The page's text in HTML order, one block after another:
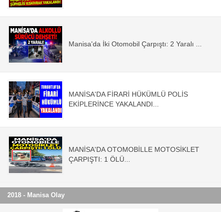
Manisa'da İki Otomobil Çarpıştı: 2 Yaralı ...
MANİSA'DA FİRARİ HÜKÜMLÜ POLİS
EKİPLERİNCE YAKALANDI...
MANİSA'DA OTOMOBİLLE MOTOSİKLET
ÇARPIŞTI: 1 ÖLÜ...
2018 - Manisa Olay